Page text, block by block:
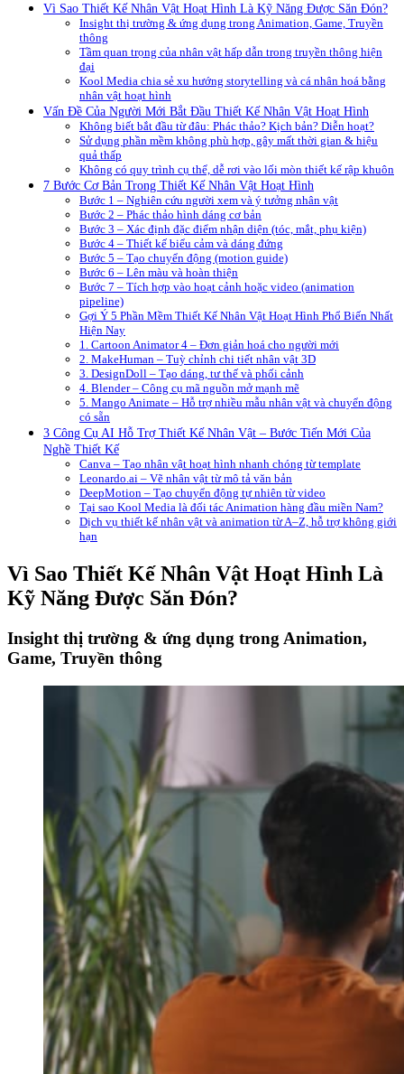
Vì Sao Thiết Kế Nhân Vật Hoạt Hình Là Kỹ Năng Được Săn Đón?
Insight thị trường & ứng dụng trong Animation, Game, Truyền
thông
Tầm quan trọng của nhân vật hấp dẫn trong truyền thông hiện
đại
Kool Media chia sẻ xu hướng storytelling và cá nhân hoá bằng
nhân vật hoạt hình
Vấn Đề Của Người Mới Bắt Đầu Thiết Kế Nhân Vật Hoạt Hình
Không biết bắt đầu từ đâu: Phác thảo? Kịch bản? Diễn hoạt?
Sử dụng phần mềm không phù hợp, gây mất thời gian & hiệu
quả thấp
Không có quy trình cụ thể, dễ rơi vào lối mòn thiết kế rập khuôn
7 Bước Cơ Bản Trong Thiết Kế Nhân Vật Hoạt Hình
Bước 1 – Nghiên cứu người xem và ý tưởng nhân vật
Bước 2 – Phác thảo hình dáng cơ bản
Bước 3 – Xác định đặc điểm nhận diện (tóc, mắt, phụ kiện)
Bước 4 – Thiết kế biểu cảm và dáng đứng
Bước 5 – Tạo chuyển động (motion guide)
Bước 6 – Lên màu và hoàn thiện
Bước 7 – Tích hợp vào hoạt cảnh hoặc video (animation
pipeline)
Gợi Ý 5 Phần Mềm Thiết Kế Nhân Vật Hoạt Hình Phổ Biến Nhất
Hiện Nay
1. Cartoon Animator 4 – Đơn giản hoá cho người mới
2. MakeHuman – Tuỳ chỉnh chi tiết nhân vật 3D
3. DesignDoll – Tạo dáng, tư thế và phối cảnh
4. Blender – Công cụ mã nguồn mở mạnh mẽ
5. Mango Animate – Hỗ trợ nhiều mẫu nhân vật và chuyển động
có sẵn
3 Công Cụ AI Hỗ Trợ Thiết Kế Nhân Vật – Bước Tiến Mới Của
Nghề Thiết Kế
Canva – Tạo nhân vật hoạt hình nhanh chóng từ template
Leonardo.ai – Vẽ nhân vật từ mô tả văn bản
DeepMotion – Tạo chuyển động tự nhiên từ video
Tại sao Kool Media là đối tác Animation hàng đầu miền Nam?
Dịch vụ thiết kế nhân vật và animation từ A–Z, hỗ trợ không giới
hạn
Vì Sao Thiết Kế Nhân Vật Hoạt Hình Là
Kỹ Năng Được Săn Đón?
Insight thị trường & ứng dụng trong Animation,
Game, Truyền thông